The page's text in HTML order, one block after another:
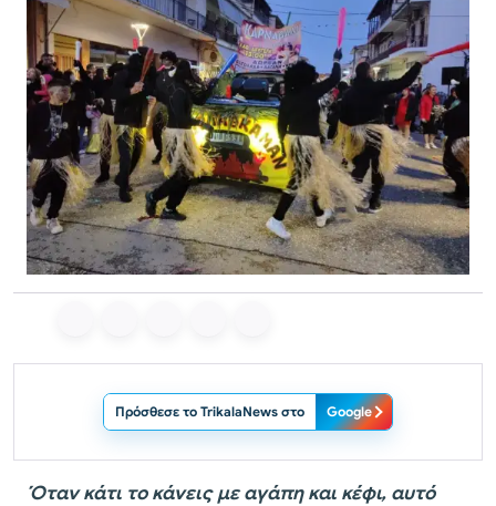
Πρόσθεσε το TrikalaNews στο Google
Όταν κάτι το κάνεις με αγάπη και κέφι, αυτό